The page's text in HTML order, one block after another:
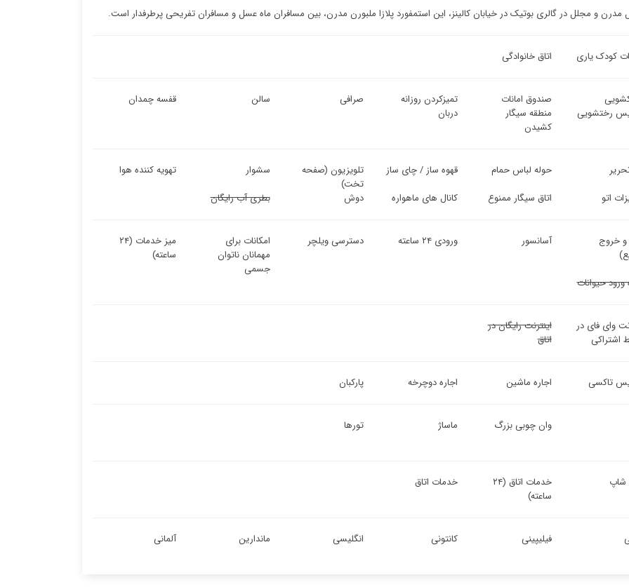
مدرن و مجلل در گالری بوتیک در خیابان کالینز، این استمفورد پلازا ملبورن مدرن، بین مسافران ماه عسل و مسافران تفریحی پرطرفدار است.
کودک یاری اتاق خانوادگی
صندوق امانات تمیزکردن روزانه صرافی سالن
قفسه چمدان
رختشویی
منطقه سیگار
کشیدن
دربان
حوله لباس حمام قهوه ساز / چای ساز
تلویزیون (صفحه
تخت)
سشوار
تهویه کننده هوا
اتو
اتاق سیگار ممنوع کانال های ماهواره دوش بطری آب رایگان
و خروج
آسانسور ورودی ۲۴ ساعته دسترسی ویلچر
امکانات برای
مهمانان ناتوان
جسمی
میز خدمات (۲۴
ساعته)
ورود حیوانات
وای فای در
اشتراکی
اینترنت رایگان در
اتاق
تاکسی اجاره ماشین اجاره دوچرخه پارکبان
وان چوبی بزرگ ماساژ تورها
شاپ
خدمات اتاق (۲۴
ساعته)
خدمات اتاق
فیلیپینی کانتونی انگلیسی ماندارین آلمانی